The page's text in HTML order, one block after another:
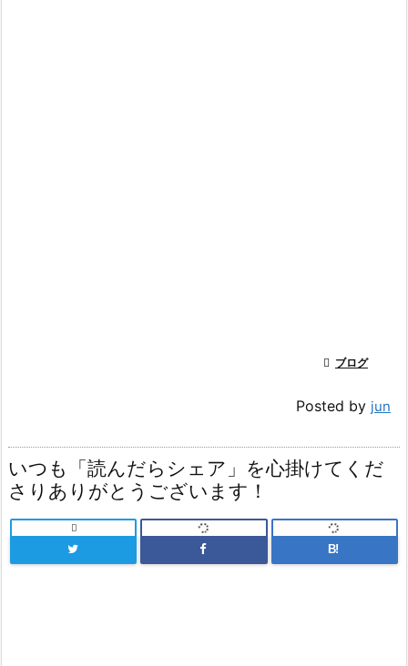
 ブログ
Posted by jun
いつも「読んだらシェア」を心掛けてくだ
さりありがとうございます！

B!